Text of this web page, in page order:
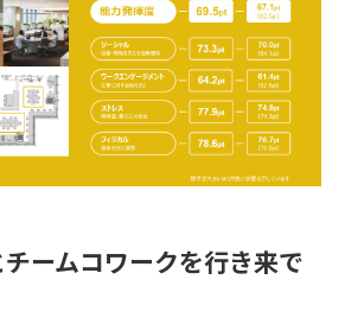
ームコワークを行き来で